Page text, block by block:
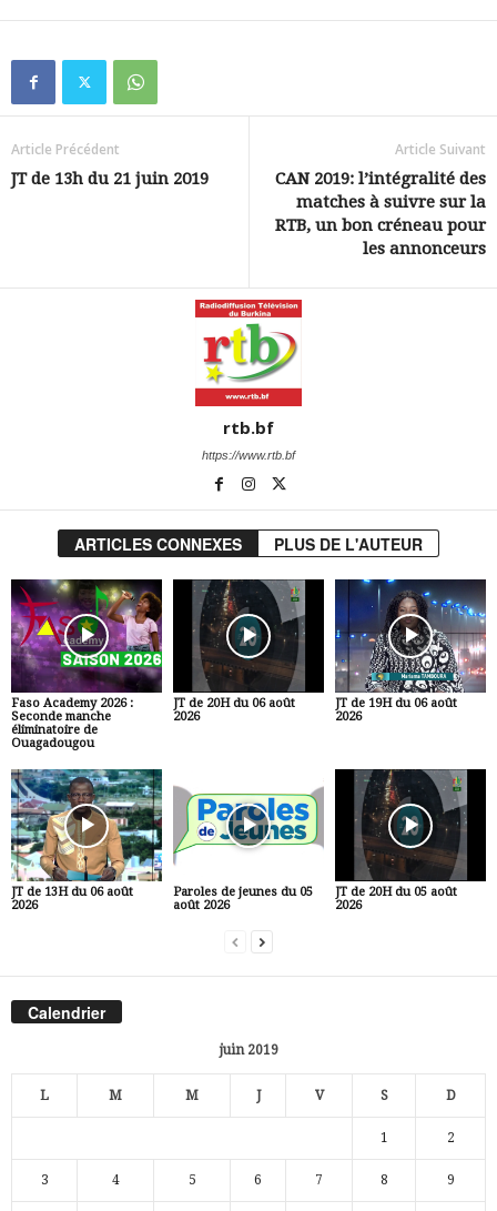
Article Précédent
JT de 13h du 21 juin 2019
Article Suivant
CAN 2019: l’intégralité des
matches à suivre sur la
RTB, un bon créneau pour
les annonceurs
rtb.bf
https://www.rtb.bf
ARTICLES CONNEXES PLUS DE L'AUTEUR
Faso Academy 2026 :
Seconde manche
éliminatoire de
Ouagadougou
JT de 20H du 06 août
2026
JT de 19H du 06 août
2026
JT de 13H du 06 août
2026
Paroles de jeunes du 05
août 2026
JT de 20H du 05 août
2026
Calendrier
juin 2019
L M M J V S D
1 2
3 4 5 6 7 8 9